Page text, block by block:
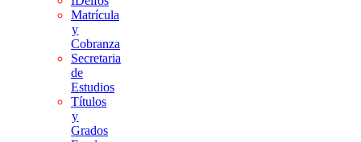
Matrícula
y
Cobranza
Secretaria
de
Estudios
Títulos
y
Grados